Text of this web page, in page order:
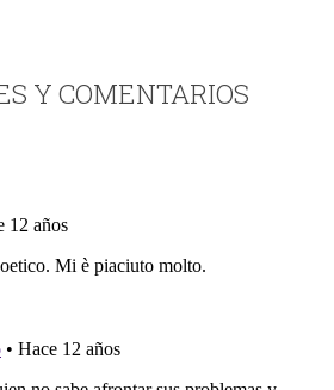
Y COMENTARIOS